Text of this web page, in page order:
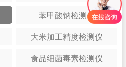
苯甲酸钠检测仪
大米加工精度检测仪
食品细菌毒素检测仪